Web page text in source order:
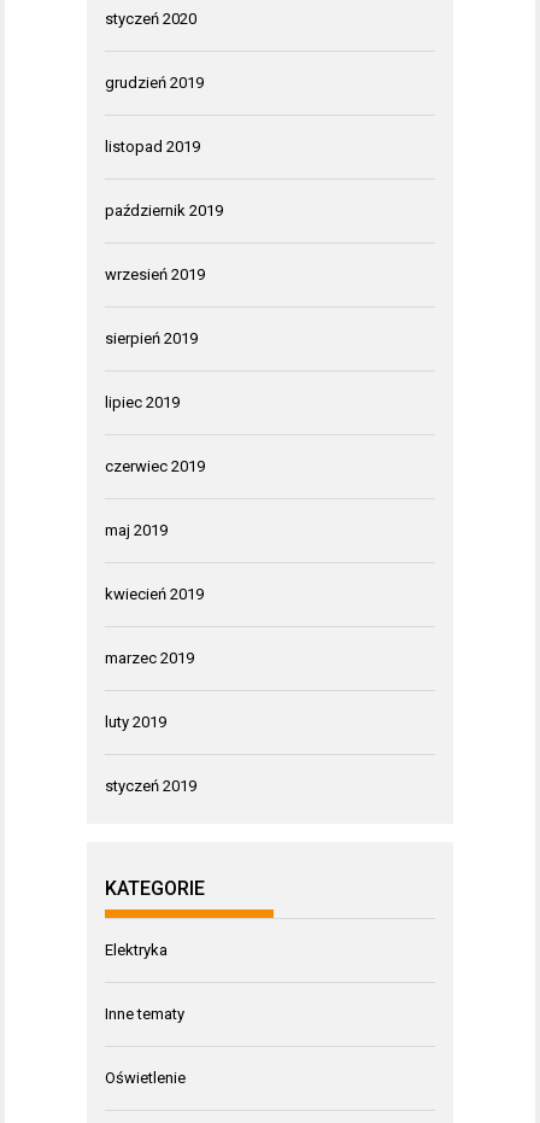
styczeń 2020
grudzień 2019
listopad 2019
październik 2019
wrzesień 2019
sierpień 2019
lipiec 2019
czerwiec 2019
maj 2019
kwiecień 2019
marzec 2019
luty 2019
styczeń 2019
KATEGORIE
Elektryka
Inne tematy
Oświetlenie